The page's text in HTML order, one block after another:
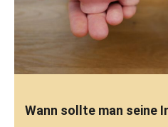
Wann sollte man seine